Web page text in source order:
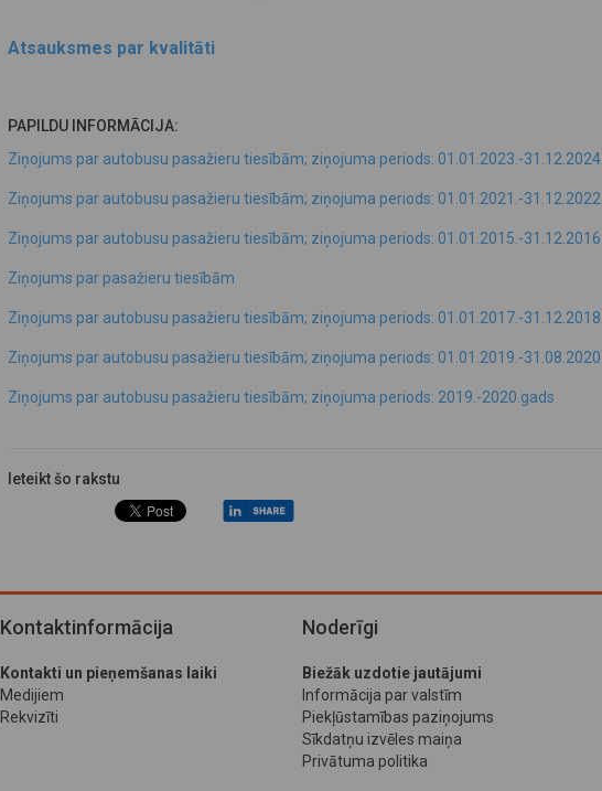
Atsauksmes par kvalitāti
PAPILDU INFORMĀCIJA:
Ziņojums par autobusu pasažieru tiesībām; ziņojuma periods: 01.01.2023.-31.12.2024.
Ziņojums par autobusu pasažieru tiesībām; ziņojuma periods: 01.01.2021.-31.12.2022.
Ziņojums par autobusu pasažieru tiesībām; ziņojuma periods: 01.01.2015.-31.12.2016.
Ziņojums par pasažieru tiesībām
Ziņojums par autobusu pasažieru tiesībām; ziņojuma periods: 01.01.2017.-31.12.2018.
Ziņojums par autobusu pasažieru tiesībām; ziņojuma periods: 01.01.2019.-31.08.2020.
Ziņojums par autobusu pasažieru tiesībām; ziņojuma periods: 2019.-2020.gads
Ieteikt šo rakstu
Kontaktinformācija
Kontakti un pieņemšanas laiki
Medijiem
Rekvizīti
Noderīgi
Biežāk uzdotie jautājumi
Informācija par valstīm
Piekļūstamības paziņojums
Sīkdatņu izvēles maiņa
Privātuma politika